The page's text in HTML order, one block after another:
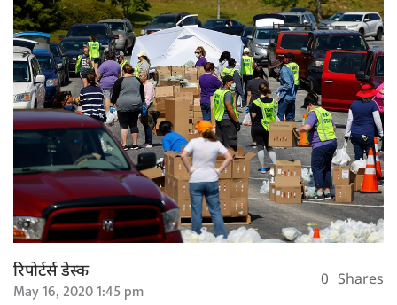
रिपोर्टर्स डेस्क
May 16, 2020 1:45 pm 0 Shares